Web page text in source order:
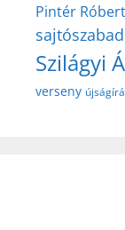
Pintér Róbert
Szilágyi
verseny